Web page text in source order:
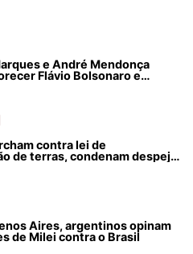
e André Mendonça
Flávio Bolsonaro e
contra lei de
de terras, condenam despejos
Aires, argentinos opinam
de Milei contra o Brasil